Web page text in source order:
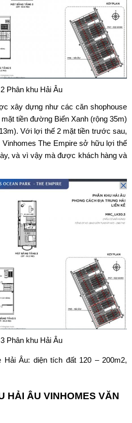
Phân khu Hải Âu
xây dựng như các căn shophouse
tiền đường Biển Xanh (rộng 35m)
Với lợi thế 2 mặt tiền trước sau,
The Empire sở hữu lợi thế
và vì vậy mà được khách hàng và
Phân khu Hải Âu
Hải Âu: diện tích đất 120 – 200m2,
HẢI ÂU VINHOMES VĂN